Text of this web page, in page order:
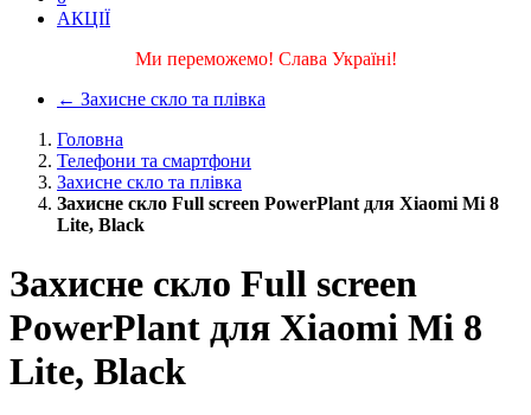
АКЦІЇ
Ми переможемо! Слава Україні!
← Захисне скло та плівка
Головна
Телефони та смартфони
Захисне скло та плівка
Захисне скло Full screen PowerPlant для Xiaomi Mi 8
Lite, Black
Захисне скло Full screen
PowerPlant для Xiaomi Mi 8
Lite, Black